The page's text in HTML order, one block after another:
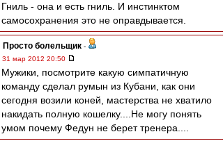
Гниль - она и есть гниль. И инстинктом
самосохранения это не оправдывается.
Просто болельщик -
31 мар 2012 20:50
Мужики, посмотрите какую симпатичную
команду сделал румын из Кубани, как они
сегодня возили коней, мастерства не хватило
накидать полную кошелку....Не могу понять
умом почему Федун не берет тренера....